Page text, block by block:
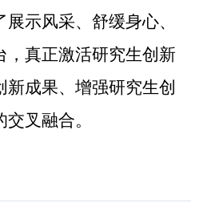
示风采、舒缓身心、
， 真正激活研究生创新
成果、增强研究生创
叉融合。